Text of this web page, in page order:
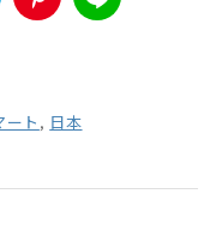
ート , 日本